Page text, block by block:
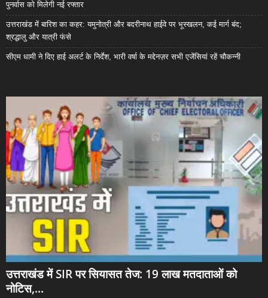
पुनर्वास को मिलेगी नई रफ्तार
उत्तराखंड में बारिश का कहर: यमुनोत्री और बदरीनाथ हाईवे पर भूस्खलन, कई मार्ग बंद;
श्रद्धालु और यात्री फंसे
सीएम धामी ने दिए हाई अलर्ट के निर्देश, भारी वर्षा के मद्देनज़र सभी एजेंसियां रहें चौकन्नी
उत्तराखंड में SIR पर सियासत तेज: 19 लाख मतदाताओं को
नोटिस,...